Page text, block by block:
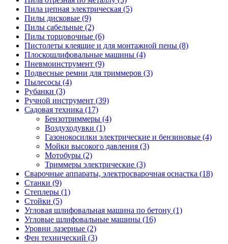
Пила цепная электрическая (5)
Пилы дисковые (9)
Пилы сабельные (2)
Пилы торцовочные (6)
Пистолеты клеящие и для монтажной пены (8)
Плоскошлифовальные машины (4)
Пневмоинструмент (9)
Подвесные ремни для триммеров (3)
Пылесосы (4)
Рубанки (3)
Ручной инструмент (39)
Садовая техника (17)
Бензотриммеры (4)
Воздуходувки (1)
Газонокосилки электрические и бензиновые (4)
Мойки высокого давления (3)
Мотобуры (2)
Триммеры электрические (3)
Сварочные аппараты, электросварочная оснастка (18)
Станки (9)
Степлеры (1)
Стойки (5)
Угловая шлифовальная машина по бетону (1)
Угловые шлифовальные машины (16)
Уровни лазерные (2)
Фен технический (3)